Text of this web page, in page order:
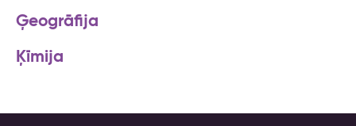
Ģeogrāfija
Ķīmija